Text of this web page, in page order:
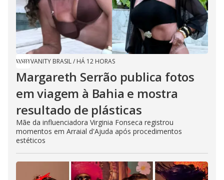
VANITY BRASIL/ HÁ 12 HORAS
Margareth Serrão publica fotos
em viagem à Bahia e mostra
resultado de plásticas
Mãe da influenciadora Virginia Fonseca registrou
momentos em Arraial d'Ajuda após procedimentos
estéticos